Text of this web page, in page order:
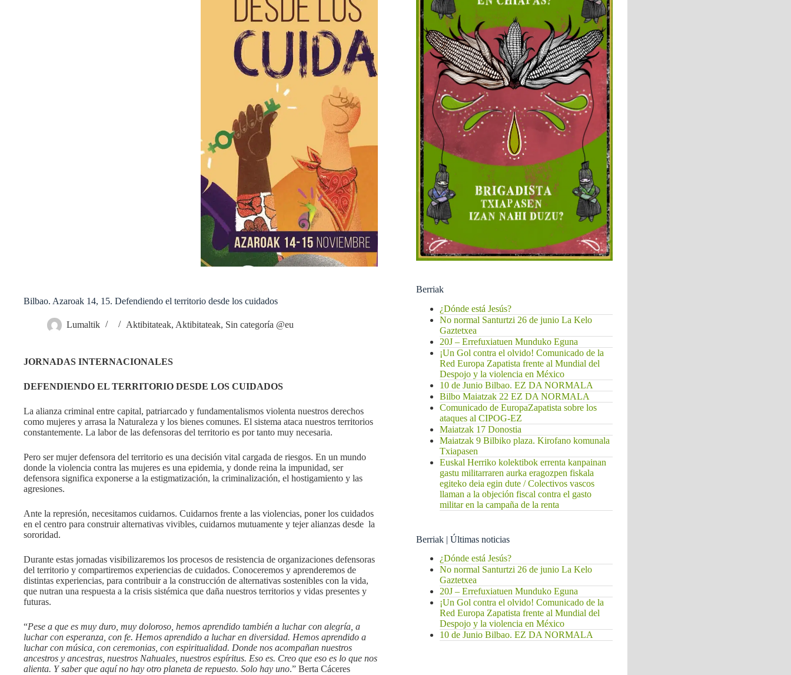
Bilbao. Azaroak 14, 15. Defendiendo el territorio desde los cuidados
Lumaltik Aktibitateak, Aktibitateak, Sin categoría @eu
JORNADAS INTERNACIONALES
DEFENDIENDO EL TERRITORIO DESDE LOS CUIDADOS
La alianza criminal entre capital, patriarcado y fundamentalismos violenta nuestros derechos
como mujeres y arrasa la Naturaleza y los bienes comunes. El sistema ataca nuestros territorios
constantemente. La labor de las defensoras del territorio es por tanto muy necesaria.
Pero ser mujer defensora del territorio es una decisión vital cargada de riesgos. En un mundo
donde la violencia contra las mujeres es una epidemia, y donde reina la impunidad, ser
defensora significa exponerse a la estigmatización, la criminalización, el hostigamiento y las
agresiones.
Ante la represión, necesitamos cuidarnos. Cuidarnos frente a las violencias, poner los cuidados
en el centro para construir alternativas vivibles, cuidarnos mutuamente y tejer alianzas desde la
sororidad.
Durante estas jornadas visibilizaremos los procesos de resistencia de organizaciones defensoras
del territorio y compartiremos experiencias de cuidados. Conoceremos y aprenderemos de
distintas experiencias, para contribuir a la construcción de alternativas sostenibles con la vida,
que nutran una respuesta a la crisis sistémica que daña nuestros territorios y vidas presentes y
futuras.
“Pese a que es muy duro, muy doloroso, hemos aprendido también a luchar con alegría, a
luchar con esperanza, con fe. Hemos aprendido a luchar en diversidad. Hemos aprendido a
luchar con música, con ceremonias, con espiritualidad. Donde nos acompañan nuestros
ancestros y ancestras, nuestros Nahuales, nuestros espíritus. Eso es. Creo que eso es lo que nos
alienta. Y saber que aquí no hay otro planeta de repuesto. Solo hay uno.” Berta Cáceres
Berriak
¿Dónde está Jesús?
No normal Santurtzi 26 de junio La Kelo
Gaztetxea
20J – Errefuxiatuen Munduko Eguna
¡Un Gol contra el olvido! Comunicado de la
Red Europa Zapatista frente al Mundial del
Despojo y la violencia en México
10 de Junio Bilbao. EZ DA NORMALA
Bilbo Maiatzak 22 EZ DA NORMALA
Comunicado de EuropaZapatista sobre los
ataques al CIPOG-EZ
Maiatzak 17 Donostia
Maiatzak 9 Bilbiko plaza. Kirofano komunala
Txiapasen
Euskal Herriko kolektibok errenta kanpainan
gastu militarraren aurka eragozpen fiskala
egiteko deia egin dute / Colectivos vascos
llaman a la objeción fiscal contra el gasto
militar en la campaña de la renta
Berriak | Últimas noticias
¿Dónde está Jesús?
No normal Santurtzi 26 de junio La Kelo
Gaztetxea
20J – Errefuxiatuen Munduko Eguna
¡Un Gol contra el olvido! Comunicado de la
Red Europa Zapatista frente al Mundial del
Despojo y la violencia en México
10 de Junio Bilbao. EZ DA NORMALA